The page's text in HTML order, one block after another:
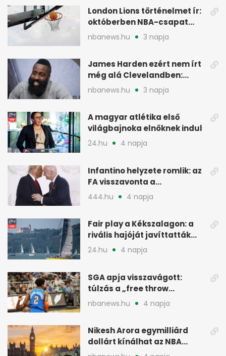
London Lions történelmet ír:
októberben NBA-csapat
ellen lép pályára
nbanews.hu 3 napja
James Harden ezért nem írt
még alá Clevelandben:
pénzügyi okok
nbanews.hu 3 napja
A magyar atlétika első
világbajnoka elnöknek indul
24.hu 4 napja
Infantino helyzete romlik: az
FA visszavonta a
támogatását, jöhet a
444.hu 4 napja
Fair play a Kékszalagon: a
rivális hajóját javíttatták
meg
24.hu 4 napja
SGA apja visszavágott:
túlzás a „free throw
merchant” címke?
nbanews.hu 4 napja
Nikesh Arora egymilliárd
dollárt kínálhat az NBA
Europe londoni csapatáért